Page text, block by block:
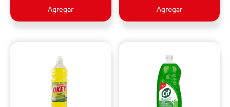
Agregar Agregar